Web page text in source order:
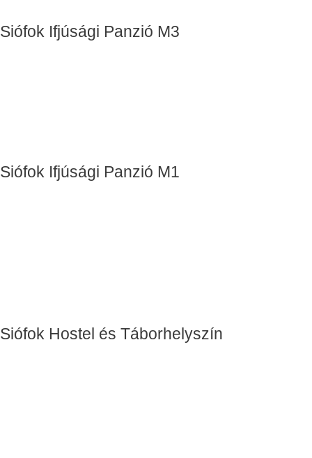
Siófok Ifjúsági Panzió M3
Siófok Ifjúsági Panzió M1
Siófok Hostel és Táborhelyszín